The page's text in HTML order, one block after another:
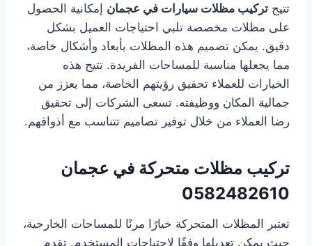
تتيح تركيب مظلات سيارات في عجمان إمكانية الحصول
على مظلات مخصصة تلبي احتياجات العميل بشكل
دقيق. يمكن تصميم هذه المظلات بأبعاد وأشكال خاصة،
مما يجعلها مناسبة للمساحات الفريدة. تتيح هذه
الخيارات للعملاء تحقيق رؤيتهم الخاصة، مما يعزز من
جمالية المكان ووظيفته. تسعى الشركات إلى تحقيق
رضا العملاء من خلال توفير تصاميم تتناسب مع أذواقهم.
تركيب مظلات متحركة في عجمان
0582482610
تعتبر المظلات المتحركة خيارًا مرنًا للمساحات الخارجية،
حيث يمكن تعديلها وفقًا لاحتياجات المستخدم. تقدم